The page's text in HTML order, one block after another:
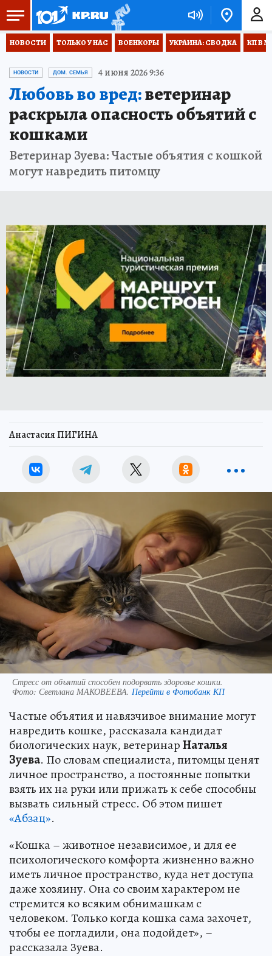
НОВОСТИ ТОЛЬКО У НАС ВОЕНКОРЫ УКРАИНА: СВОДКА КП В
НОВОСТИ ДОМ. СЕМЬЯ 4 июня 2026 9:36
Любовь во вред:ветеринар
раскрыла опасность объятий с
кошками
Ветеринар Зуева: Частые объятия с кошкой
могут навредить питомцу
Анастасия ПИГИНА
Стресс от объятий способен подорвать здоровье кошки.
Фото: Светлана МАКОВЕЕВА. Перейти в Фотобанк КП
Частые объятия и навязчивое внимание могут
навредить кошке, рассказала кандидат
биологических наук, ветеринарНаталья
Зуева. По словам специалиста, питомцы ценят
личное пространство, а постоянные попытки
взять их на руки или прижать к себе способны
вызвать сильный стресс. Об этом пишет
«Абзац».
«Кошка – животное независимое, и для ее
психологического комфорта жизненно важно
иметь личное пространство, куда нет доступа
даже хозяину. Она со своим характером не
стремится ко всяким обнимашкам с
человеком. Только когда кошка сама захочет,
чтобы ее погладили, она подойдет», –
рассказала Зуева.